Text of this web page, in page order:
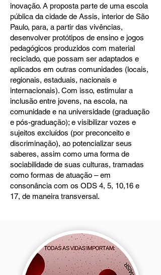
inovação. A proposta parte de uma escola
pública da cidade de Assis, interior de São
Paulo, para, a partir das vivências,
desenvolver protótipos de ensino e jogos
pedagógicos produzidos com material
reciclado, que possam ser adaptados e
aplicados em outras comunidades (locais,
regionais, estaduais, nacionais e
internacionais). Com isso, estimular a
inclusão entre jovens, na escola, na
comunidade e na universidade (graduação
e pós-graduação); e visibilizar vozes e
sujeitos excluídos (por preconceito e
discriminação), ao potencializar seus
saberes, assim como uma forma de
sociabilidade de suas culturas, tramadas
como formas de atuação – em
consonância com os ODS 4, 5, 10,16 e
17, de maneira transversal.